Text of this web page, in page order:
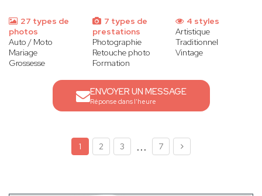
27 types de
photos
Auto / Moto
Mariage
Grossesse
7 types de
prestations
Photographie
Retouche photo
Formation
4 styles
Artistique
Traditionnel
Vintage
ENVOYER UN MESSAGE
Réponse dans l'heure
1 2 3 ... 7